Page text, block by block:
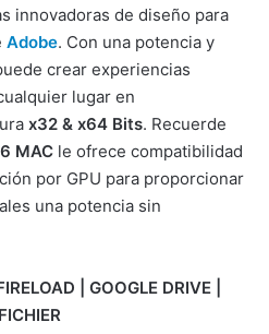
innovadoras de diseño para
Adobe. Con una potencia y
crear experiencias
lugar en
x32 & x64 Bits. Recuerde
MAC le ofrece compatibilidad
por GPU para proporcionar
una potencia sin
| GOOGLE DRIVE |